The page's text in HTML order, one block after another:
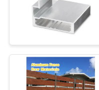
CONTROL
CALIDAD
ÉNTRENOS
aluminio